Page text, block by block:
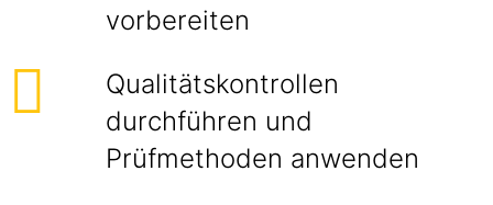
vorbereiten
Qualitätskontrollen
durchführen und
Prüfmethoden anwenden